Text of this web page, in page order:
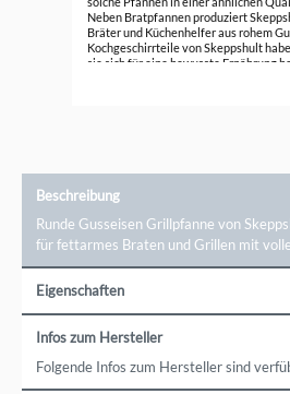
Neben Bratpfannen produziert
Bräter und Küchenhelfer aus rohem
Kochgeschirrteile von Skeppshult
sie sich für eine bewusste Ernährung
Beschreibung
Runde Gusseisen Grillpfanne von
für fettarmes Braten und Grillen mit
Eigenschaften
Infos zum Hersteller
Folgende Infos zum Hersteller sind